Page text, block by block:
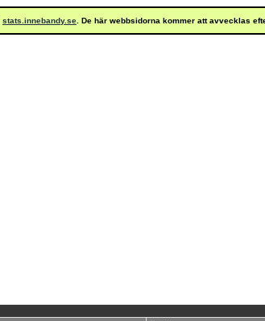
stats.innebandy.se . De här webbsidorna kommer att avvecklas